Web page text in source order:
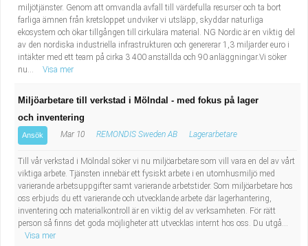
miljötjänster. Genom att omvandla avfall till värdefulla resurser och ta bort
farliga ämnen från kretsloppet undviker vi utsläpp, skyddar naturliga
ekosystem och ökar tillgången till cirkulära material. NG Nordic är en viktig del
av den nordiska industriella infrastrukturen och genererar 1,3 miljarder euro i
intäkter med ett team på cirka 3 400 anställda och 90 anläggningar.Vi söker
nu...
Visa mer
Miljöarbetare till verkstad i Mölndal - med fokus på lager
och inventering
Ansök Mar 10 REMONDIS Sweden AB Lagerarbetare
Till vår verkstad i Mölndal söker vi nu miljöarbetare som vill vara en del av vårt
viktiga arbete. Tjänsten innebär ett fysiskt arbete i en utomhusmiljö med
varierande arbetsuppgifter samt varierande arbetstider. Som miljöarbetare hos
oss erbjuds du ett varierande och utvecklande arbete där lagerhantering,
inventering och materialkontroll är en viktig del av verksamheten. För rätt
person så finns det goda möjligheter att utvecklas internt hos oss. Du utgå...
Visa mer